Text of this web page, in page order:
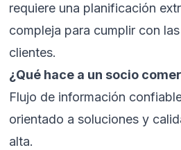
requiere una planificación
compleja para cumplir con
clientes.
¿Qué hace a un socio
Flujo de información
orientado a soluciones y
alta.